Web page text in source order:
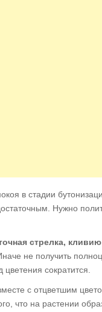
в стадии
Нужно
стрелка,
не получить
сократится.
с отцветшим
что на растении